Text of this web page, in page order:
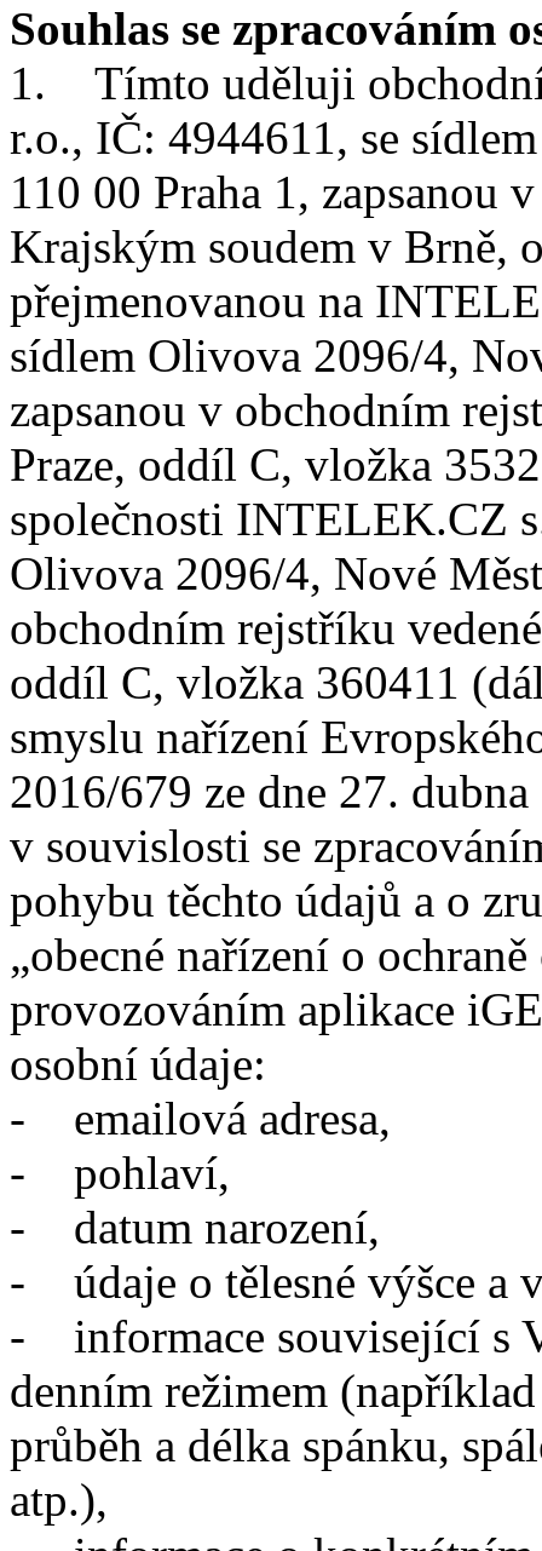
Souhlas se zpracováním
1. Tímto uděluji
r.o., IČ: 4944611, se
110 00 Praha 1, zapsanou
Krajským soudem v Brně,
přejmenovanou na
sídlem Olivova 2096/4,
zapsanou v obchodním
Praze, oddíl C, vložka
společnosti INTELEK.CZ
Olivova 2096/4, Nové
obchodním rejstříku
oddíl C, vložka 360411
smyslu nařízení
2016/679 ze dne 27.
v souvislosti se
pohybu těchto údajů a o
„obecné nařízení o
provozováním aplikace
osobní údaje:
- emailová adresa,
- pohlaví,
- datum narození,
- údaje o tělesné výšce a
- informace související s
denním režimem
průběh a délka spánku,
atp.),